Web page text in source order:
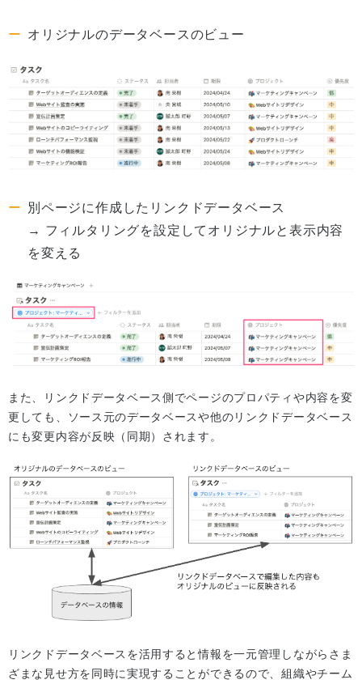
オリジナルのデータベースのビュー
別ページに作成したリンクドデータベース
→ フィルタリングを設定してオリジナルと表示内容
を変える
また、リンクドデータベース側でページのプロパティや内容を変
更しても、ソース元のデータベースや他のリンクドデータベース
にも変更内容が反映（同期）されます。
リンクドデータベースを活用すると情報を一元管理しながらさま
ざまな見せ方を同時に実現することができるので、組織やチーム